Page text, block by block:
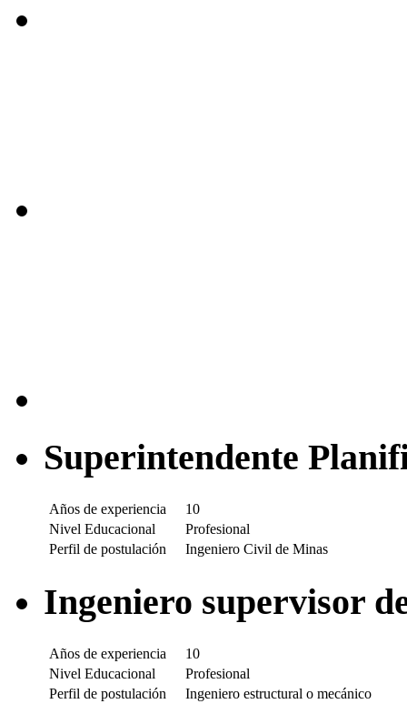
Superintendente
Años de experiencia
10
Nivel Educacional
Profesional
Perfil de postulación
Ingeniero Civil de Minas
Ingeniero supervisor
Años de experiencia
10
Nivel Educacional
Profesional
Perfil de postulación
Ingeniero estructural o mecánico